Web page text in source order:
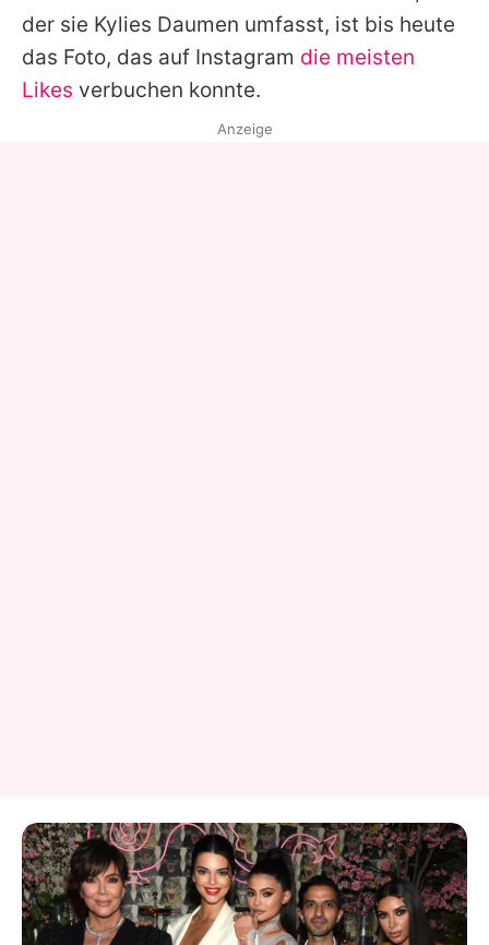
der sie Kylies Daumen umfasst, ist bis heute
das Foto, das auf Instagram die meisten
Likes verbuchen konnte.
Anzeige